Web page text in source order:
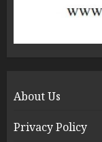
About Us
Privacy Policy